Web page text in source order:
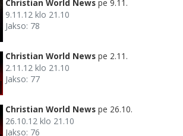
Christian World News pe 9.11.
9.11.12 klo 21.10
Jakso: 78
Christian World News pe 2.11.
2.11.12 klo 21.10
Jakso: 77
Christian World News pe 26.10.
26.10.12 klo 21.10
Jakso: 76